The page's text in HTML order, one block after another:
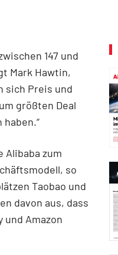
147 und
Mark Hawtin,
sich Preis und
größten Deal
Alibaba zum
so
Taobao und
davon aus, dass
und Amazon